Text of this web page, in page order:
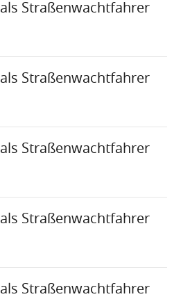
Straßenwachtfahrer
Straßenwachtfahrer
Straßenwachtfahrer
Straßenwachtfahrer
Straßenwachtfahrer